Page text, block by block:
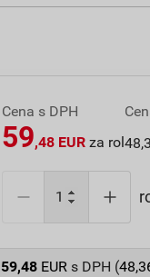
Cena s DPH
59,48 EUR za rol
59,48 EUR s DPH (